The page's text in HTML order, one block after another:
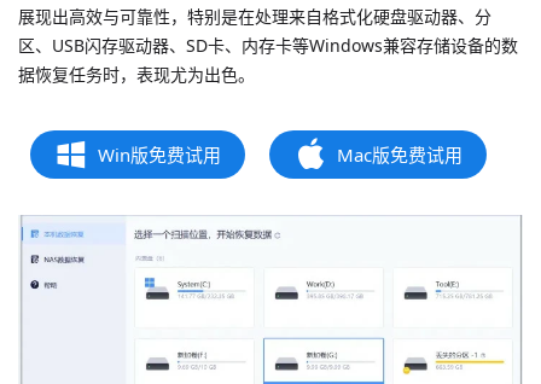
展现出高效与可靠性，特别是在处理来自格式化硬盘驱动器、分
区、USB闪存驱动器、SD卡、内存卡等Windows兼容存储设备的数
据恢复任务时，表现尤为出色。
Win版免费试用 Mac版免费试用